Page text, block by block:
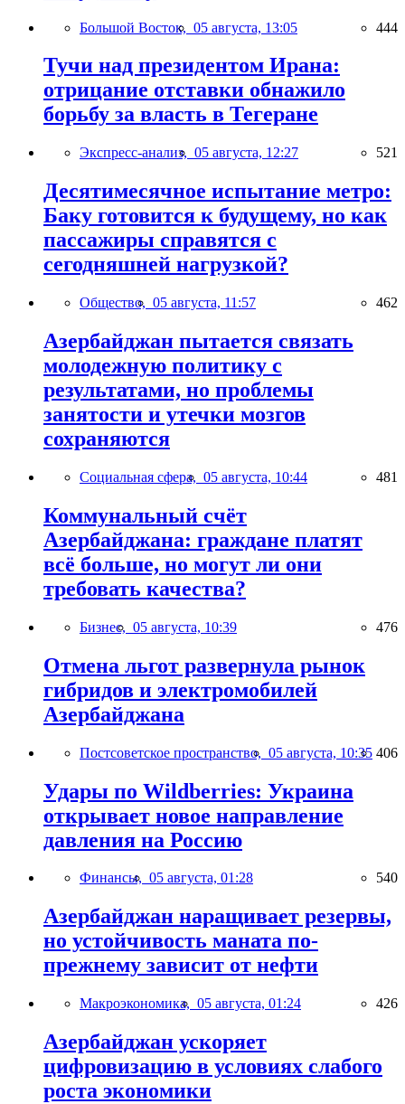
Большой Восток, 05 августа, 13:05 444
Тучи над президентом Ирана:
отрицание отставки обнажило
борьбу за власть в Тегеране
Экспресс-анализ, 05 августа, 12:27 521
Десятимесячное испытание метро:
Баку готовится к будущему, но как
пассажиры справятся с
сегодняшней нагрузкой?
Общество, 05 августа, 11:57 462
Азербайджан пытается связать
молодежную политику с
результатами, но проблемы
занятости и утечки мозгов
сохраняются
Социальная сфера, 05 августа, 10:44 481
Коммунальный счёт
Азербайджана: граждане платят
всё больше, но могут ли они
требовать качества?
Бизнес, 05 августа, 10:39 476
Отмена льгот развернула рынок
гибридов и электромобилей
Азербайджана
Постсоветское пространство, 05 августа, 10:35 406
Удары по Wildberries: Украина
открывает новое направление
давления на Россию
Финансы, 05 августа, 01:28 540
Азербайджан наращивает резервы,
но устойчивость маната по-
прежнему зависит от нефти
Макроэкономика, 05 августа, 01:24 426
Азербайджан ускоряет
цифровизацию в условиях слабого
роста экономики